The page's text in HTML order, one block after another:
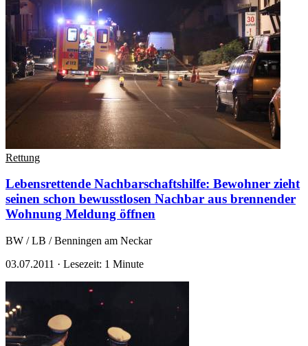
Rettung
Lebensrettende Nachbarschaftshilfe: Bewohner zieht
seinen schon bewusstlosen Nachbar aus brennender
Wohnung Meldung öffnen
BW / LB / Benningen am Neckar
03.07.2011 · Lesezeit: 1 Minute